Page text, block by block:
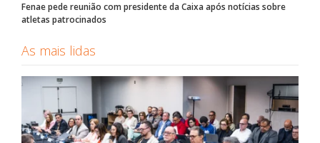
Fenae pede reunião com presidente da Caixa após notícias sobre
atletas patrocinados
As mais lidas